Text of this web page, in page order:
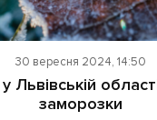
30 вересня 2024, 14:50
Львівській
заморозки